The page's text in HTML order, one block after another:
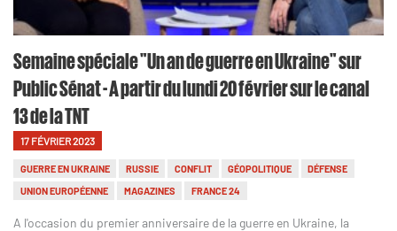
Semaine spéciale "Un an de guerre en Ukraine" sur
Public Sénat - A partir du lundi 20 février sur le canal
13 de la TNT
17 FÉVRIER 2023
GUERRE EN UKRAINE RUSSIE CONFLIT GÉOPOLITIQUE
DÉFENSE
UNION EUROPÉENNE
MAGAZINES FRANCE 24
A l'occasion du premier anniversaire de la guerre en Ukraine, la